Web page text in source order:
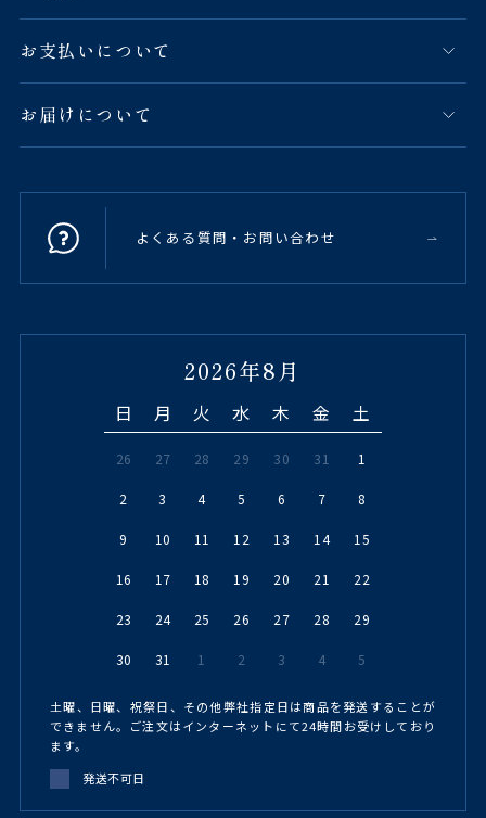
お支払いについて
お届けについて
よくある質問・お問い合わせ
2026年8月
日 月 火 水 木 金 土
26 27 28 29 30 31 1
2 3 4 5 6 7 8
9 10 11 12 13 14 15
16 17 18 19 20 21 22
23 24 25 26 27 28 29
30 31 1 2 3 4 5
土曜、日曜、祝祭日、その他弊社指定日は商品を発送することが
できません。ご注文はインターネットにて24時間お受けしており
ます。
発送不可日